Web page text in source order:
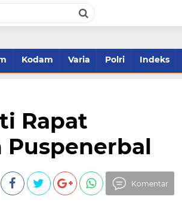
Kodam Varia Polri Indeks
Rapat
Puspenerbal
Komentar